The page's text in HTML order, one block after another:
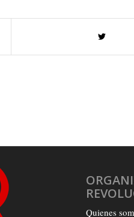
Quienes